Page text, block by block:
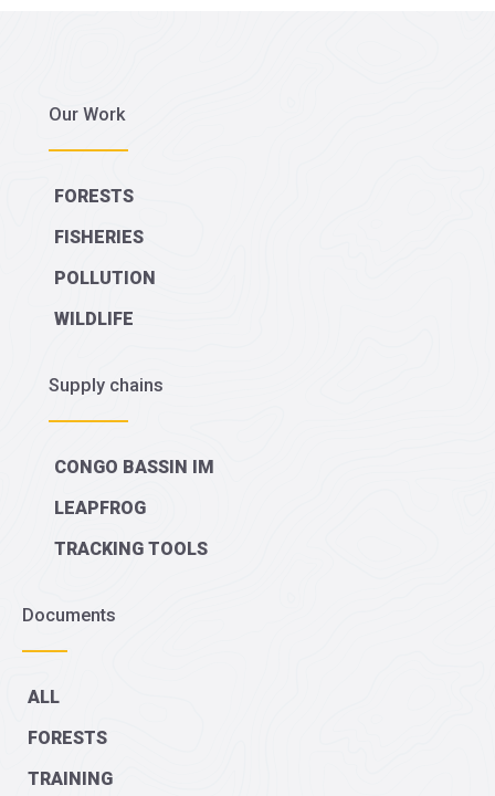
Our Work
FORESTS
FISHERIES
POLLUTION
WILDLIFE
Supply chains
CONGO BASSIN IM
LEAPFROG
TRACKING TOOLS
Documents
ALL
FORESTS
TRAINING